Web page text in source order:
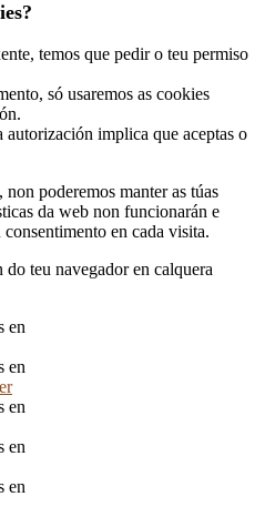
temos que pedir o teu permiso
só usaremos as cookies
autorización implica que aceptas o
poderemos manter as túas
da web non funcionarán e
en cada visita.
teu navegador en calquera
en
en
en
en
en